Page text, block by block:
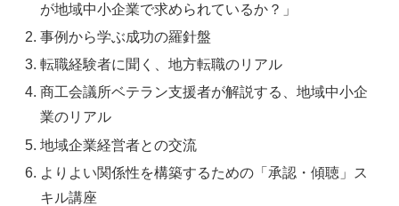
が地域中小企業で求められているか？」
事例から学ぶ成功の羅針盤
転職経験者に聞く、地方転職のリアル
商工会議所ベテラン支援者が解説する、地域中小企
業のリアル
地域企業経営者との交流
よりよい関係性を構築するための「承認・傾聴」ス
キル講座